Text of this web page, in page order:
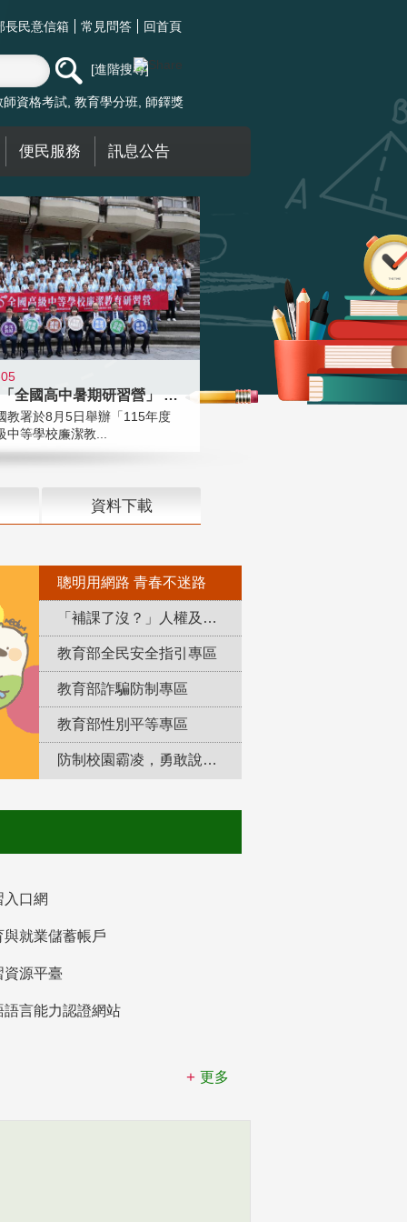
長民意信箱 常見問答 回首頁
進階搜尋
師資格考試 教育學分班 師鐸獎
便民服務 訊息公告
國教署「全國高中暑期研習營」 以多
教署於8月5日舉辦「115年度
中等學校廉潔教...
資料下載
聰明用網路 青春不迷路
「補課了沒？」人權及轉型正義教育專區
教育部全民安全指引專區
教育部詐騙防制專區
教育部性別平等專區
防制校園霸凌，勇敢說出來！
入口網
與就業儲蓄帳戶
資源平臺
語言能力認證網站
更多